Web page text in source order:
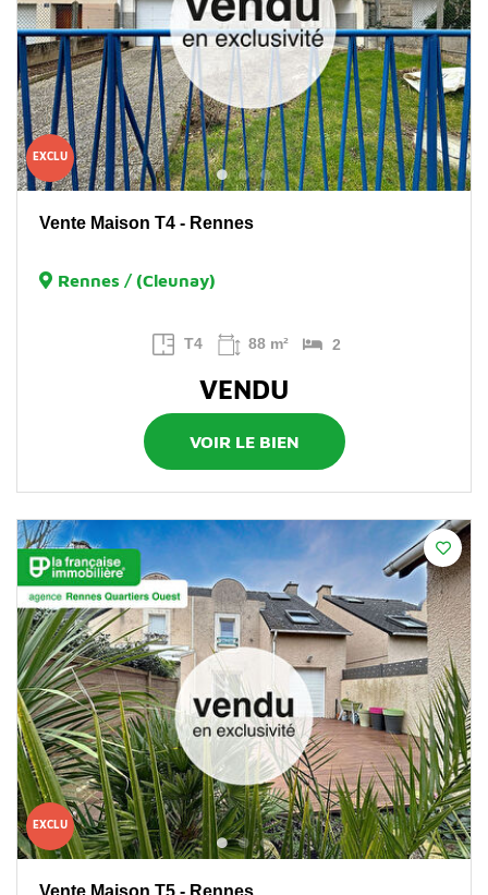
EXCLU
Vente Maison T4 - Rennes
Rennes / (Cleunay)
T4 88 m² 2
VENDU
VOIR LE BIEN
EXCLU
Vente Maison T5 - Rennes